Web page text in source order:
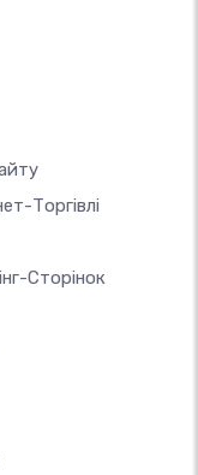
Торгівлі
Сторінок